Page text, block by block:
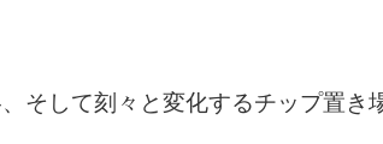
そして刻々と変化するチップ置き